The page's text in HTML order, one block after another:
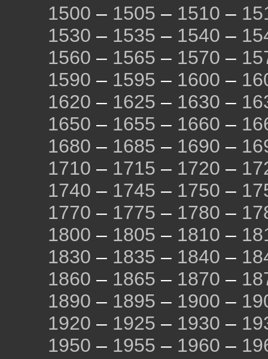
1500 – 1505 – 1510 –
1530 – 1535 – 1540 –
1560 – 1565 – 1570 –
1590 – 1595 – 1600 –
1620 – 1625 – 1630 –
1650 – 1655 – 1660 –
1680 – 1685 – 1690 –
1710 – 1715 – 1720 –
1740 – 1745 – 1750 –
1770 – 1775 – 1780 –
1800 – 1805 – 1810 –
1830 – 1835 – 1840 –
1860 – 1865 – 1870 –
1890 – 1895 – 1900 –
1920 – 1925 – 1930 –
1950 – 1955 – 1960 –